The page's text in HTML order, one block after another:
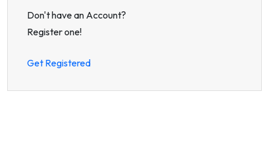
Don't have an Account?
Register one!
Get Registered